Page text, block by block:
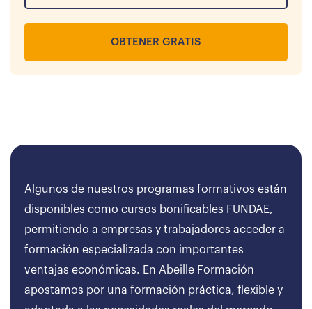
OBTENER GRATIS
Algunos de nuestros programas formativos están
disponibles como cursos bonificables FUNDAE,
permitiendo a empresas y trabajadores acceder a
formación especializada con importantes
ventajas económicas. En Abeille Formación
apostamos por una formación práctica, flexible y